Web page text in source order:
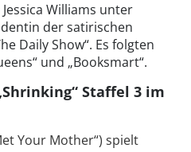
Williams unter
der satirischen
Daily Show“. Es folgten
und „Booksmart“.
Staffel 3 im
Your Mother“) spielt